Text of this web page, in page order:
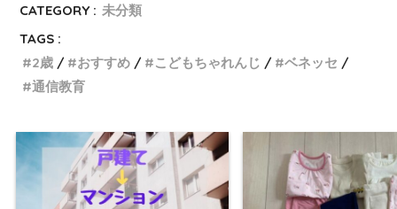
CATEGORY : 未分類
TAGS :
2歳
おすすめ こどもちゃれんじ
ベネッセ
通信教育